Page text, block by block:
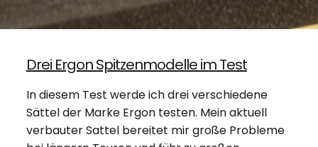
Drei Ergon Spitzenmodelle im Test
In diesem Test werde ich drei verschiedene
Sättel der Marke Ergon testen. Mein aktuell
verbauter Sattel bereitet mir große Probleme